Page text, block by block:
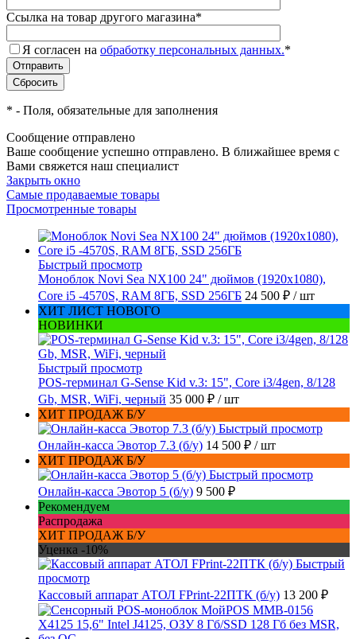
Ссылка на товар другого магазина*
Я согласен на обработку персональных данных.*
* - Поля, обязательные для заполнения
Сообщение отправлено
Ваше сообщение успешно отправлено. В ближайшее время с
Вами свяжется наш специалист
Закрыть окно
Самые продаваемые товары
Просмотренные товары
Быстрый просмотр
Моноблок Novi Sea NX100 24" дюймов (1920x1080),
Core i5 -4570S, RAM 8ГБ, SSD 256ГБ 24 500 ₽ / шт
ХИТ ЛИСТ НОВОГО
НОВИНКИ
Быстрый просмотр
POS-терминал G-Sense Kid v.3: 15", Core i3/4gen, 8/128
Gb, MSR, WiFi, черный 35 000 ₽ / шт
ХИТ ПРОДАЖ Б/У
Быстрый просмотр
Онлайн-касса Эвотор 7.3 (б/у) 14 500 ₽ / шт
ХИТ ПРОДАЖ Б/У
Быстрый просмотр
Онлайн-касса Эвотор 5 (б/у) 9 500 ₽
Рекомендуем
Распродажа
ХИТ ПРОДАЖ Б/У
Уценка -10%
Быстрый
просмотр
Кассовый аппарат АТОЛ FPrint-22ПТК (б/у) 13 200 ₽